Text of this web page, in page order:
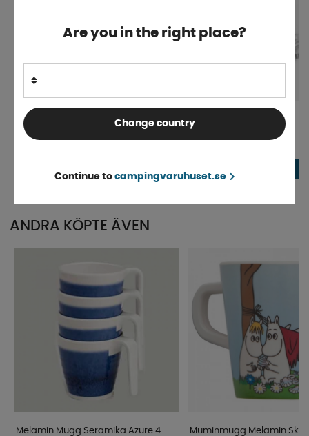
Royal Camping Burkkylare Drinkglas Chrystal 25 cl
ANDRA KÖPTE ÄVEN
Melamin Mugg Seramika Azure 4- Muminmugg Melamin
Are you in the right place?
Change country
Continue to campingvaruhuset.se